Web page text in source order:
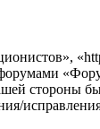
стороны